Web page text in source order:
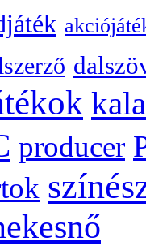
producer